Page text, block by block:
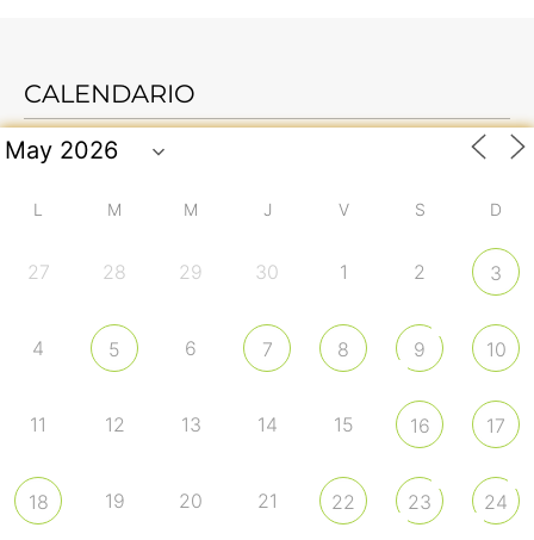
CALENDARIO
L M M J V S D
27 28 29 30 1 2 3
4 5 6 7 8 9 10
11 12 13 14 15 16 17
18 19 20 21 22 23 24